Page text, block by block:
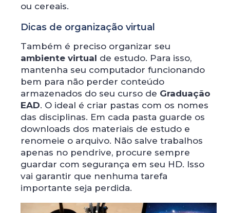
ou cereais.
Dicas de organização virtual
Também é preciso organizar seu
ambiente virtual de estudo. Para isso,
mantenha seu computador funcionando
bem para não perder conteúdo
armazenados do seu curso de Graduação
EAD. O ideal é criar pastas com os nomes
das disciplinas. Em cada pasta guarde os
downloads dos materiais de estudo e
renomeie o arquivo. Não salve trabalhos
apenas no pendrive, procure sempre
guardar com segurança em seu HD. Isso
vai garantir que nenhuma tarefa
importante seja perdida.